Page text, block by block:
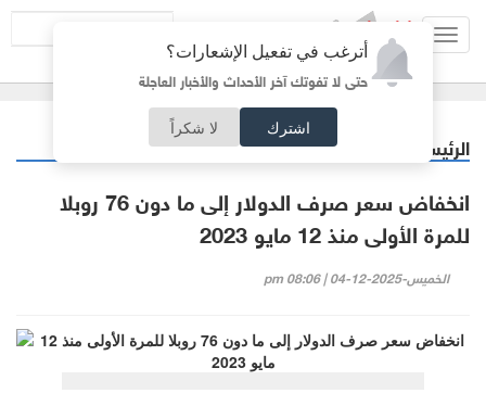
أترغب في تفعيل الإشعارات؟
حتى لا تفوتك آخر الأحداث والأخبار العاجلة
اشترك لا شكراً
الرئيسية
انخفاض سعر صرف الدولار إلى ما دون 76 روبلا
للمرة الأولى منذ 12 مايو 2023
الخميس-2025-12-04 | 08:06 pm